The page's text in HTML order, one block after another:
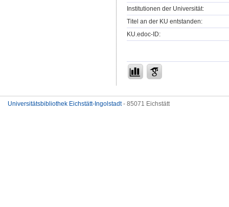
Institutionen der Universität:
Titel an der KU entstanden:
KU.edoc-ID:
Universitätsbibliothek Eichstätt-Ingolstadt- 85071 Eichstätt